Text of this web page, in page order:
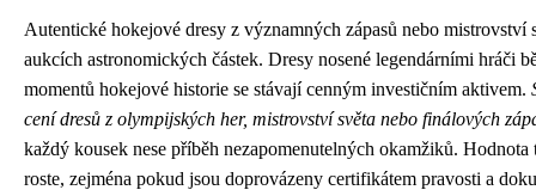
Autentické hokejové dresy z významných zápasů nebo mistrovství
aukcích astronomických částek. Dresy nosené legendárními hráči
momentů hokejové historie se stávají cenným investičním aktivem.
cení dresů z olympijských her, mistrovství světa nebo finálových
každý kousek nese příběh nezapomenutelných okamžiků. Hodnota
roste, zejména pokud jsou doprovázeny certifikátem pravosti a